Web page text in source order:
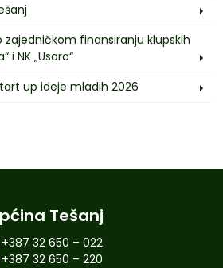
zajedničkom finansiranju klupskih
i NK „Usora“
up ideje mladih 2026
Tešanj
32 650 – 022
32 650 – 220